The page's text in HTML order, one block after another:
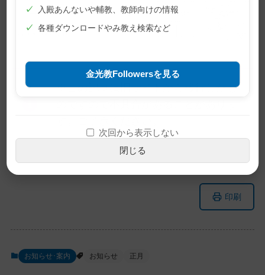
※この記事は旧サイトから移行したも
印刷
お知らせ･案内 お知らせ 正月
✓ 入殿あんないや輔教、教師向けの情報
✓ 各種ダウンロードやみ教え検索など
金光教Followersを見る
次回から表示しない
閉じる